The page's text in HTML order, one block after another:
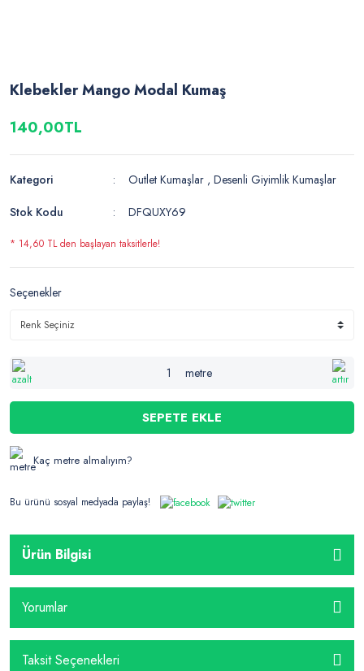
Klebekler Mango Modal Kumaş
140,00TL
Kategori Outlet Kumaşlar ,Desenli Giyimlik Kumaşlar
Stok Kodu
DFQUXY69
* 14,60 TL den başlayan taksitlerle!
Seçenekler
metre
SEPETE EKLE
Kaç metre almalıyım?
Bu ürünü sosyal medyada paylaş!
Ürün Bilgisi
Yorumlar
Taksit Seçenekleri